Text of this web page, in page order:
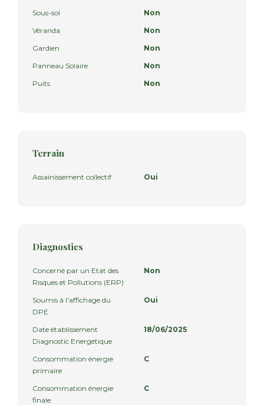
Sous-sol
Non
Véranda
Non
Gardien
Non
Panneau Solaire
Non
Puits
Non
Terrain
Assainissement collectif Oui
Diagnostics
Concerné par un Etat des
Risques et Pollutions (ERP)
Non
Soumis à l'affichage du
DPE
Oui
Date établissement
Diagnostic Energétique
18/06/2025
Consommation énergie
primaire
C
Consommation énergie
finale
C